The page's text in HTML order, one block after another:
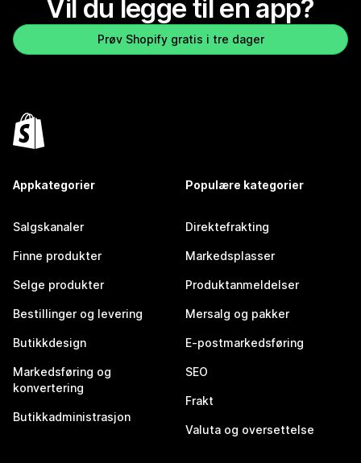
Vil du legge til en app?
Prøv Shopify gratis i tre dager
Appkategorier
Salgskanaler
Finne produkter
Selge produkter
Bestillinger og levering
Butikkdesign
Markedsføring og
konvertering
Butikkadministrasjon
Populære kategorier
Direktefrakting
Markedsplasser
Produktanmeldelser
Mersalg og pakker
E-postmarkedsføring
SEO
Frakt
Valuta og oversettelse